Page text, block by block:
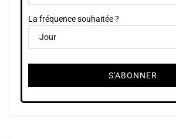
La fréquence souhaitée ?